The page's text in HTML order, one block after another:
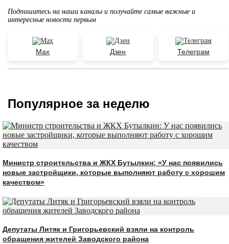
Подпишитесь на наши каналы и получайте самые важные и
интересные новости первым
Max Дзен Телеграм
Популярное за неделю
Министр строительства и ЖКХ Бутылкин: «У нас появились
новые застройщики, которые выполняют работу с хорошим
качеством»
Депутаты Литяк и Григорьевский взяли на контроль
обращения жителей Заводского района